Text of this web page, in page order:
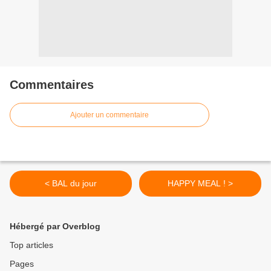
Commentaires
Ajouter un commentaire
< BAL du jour HAPPY MEAL ! >
Hébergé par Overblog
Top articles
Pages